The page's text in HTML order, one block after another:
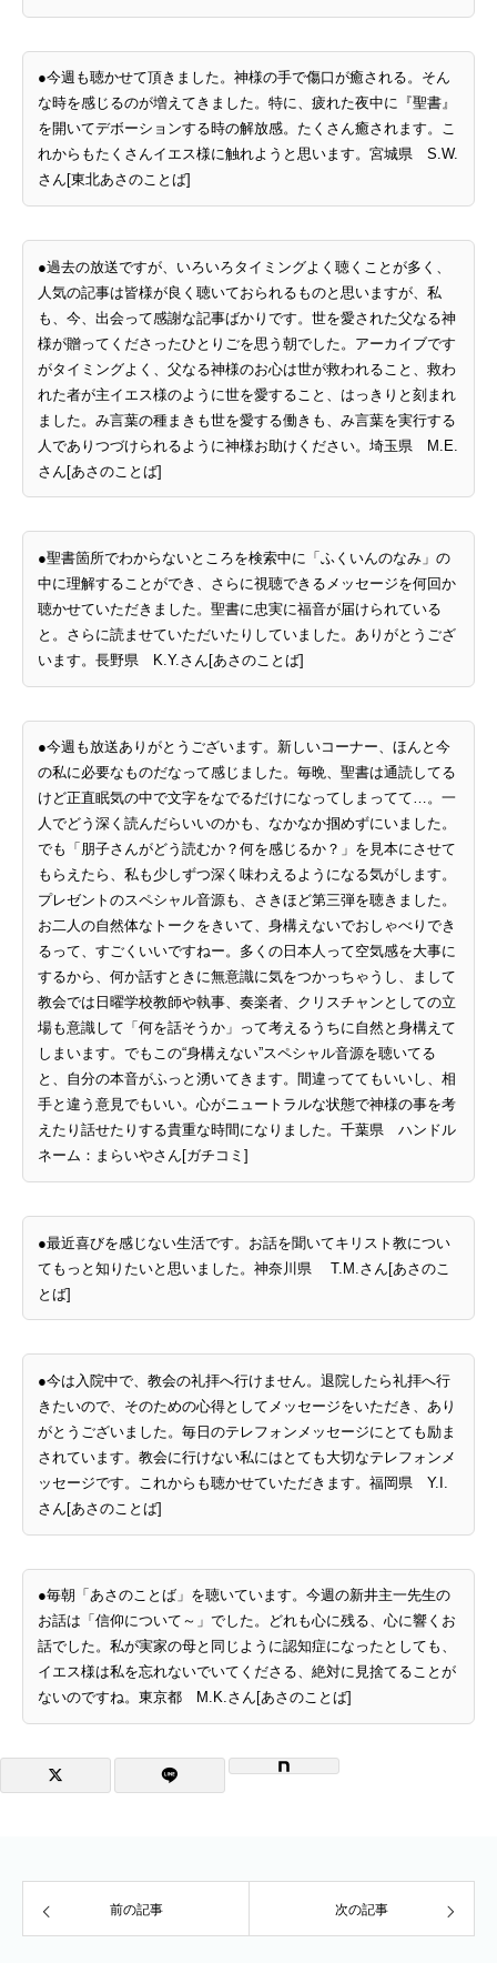
●今週も聴かせて頂きました。神様の手で傷口が癒される。そん
な時を感じるのが増えてきました。特に、疲れた夜中に『聖書』
を開いてデボーションする時の解放感。たくさん癒されます。こ
れからもたくさんイエス様に触れようと思います。宮城県 S.W.
さん[東北あさのことば]
●過去の放送ですが、いろいろタイミングよく聴くことが多く、
人気の記事は皆様が良く聴いておられるものと思いますが、私
も、今、出会って感謝な記事ばかりです。世を愛された父なる神
様が贈ってくださったひとりごを思う朝でした。アーカイブです
がタイミングよく、父なる神様のお心は世が救われること、救わ
れた者が主イエス様のように世を愛すること、はっきりと刻まれ
ました。み言葉の種まきも世を愛する働きも、み言葉を実行する
人でありつづけられるように神様お助けください。埼玉県 M.E.
さん[あさのことば]
●聖書箇所でわからないところを検索中に「ふくいんのなみ」の
中に理解することができ、さらに視聴できるメッセージを何回か
聴かせていただきました。聖書に忠実に福音が届けられている
と。さらに読ませていただいたりしていました。ありがとうござ
います。長野県 K.Y.さん[あさのことば]
●今週も放送ありがとうございます。新しいコーナー、ほんと今
の私に必要なものだなって感じました。毎晩、聖書は通読してる
けど正直眠気の中で文字をなでるだけになってしまってて…。一
人でどう深く読んだらいいのかも、なかなか掴めずにいました。
でも「朋子さんがどう読むか？何を感じるか？」を見本にさせて
もらえたら、私も少しずつ深く味わえるようになる気がします。
プレゼントのスペシャル音源も、さきほど第三弾を聴きました。
お二人の自然体なトークをきいて、身構えないでおしゃべりでき
るって、すごくいいですねー。多くの日本人って空気感を大事に
するから、何か話すときに無意識に気をつかっちゃうし、まして
教会では日曜学校教師や執事、奏楽者、クリスチャンとしての立
場も意識して「何を話そうか」って考えるうちに自然と身構えて
しまいます。でもこの“身構えない”スペシャル音源を聴いてる
と、自分の本音がふっと湧いてきます。間違っててもいいし、相
手と違う意見でもいい。心がニュートラルな状態で神様の事を考
えたり話せたりする貴重な時間になりました。千葉県 ハンドル
ネーム：まらいやさん[ガチコミ]
●最近喜びを感じない生活です。お話を聞いてキリスト教につい
てもっと知りたいと思いました。神奈川県 T.M.さん[あさのこ
とば]
●今は入院中で、教会の礼拝へ行けません。退院したら礼拝へ行
きたいので、そのための心得としてメッセージをいただき、あり
がとうございました。毎日のテレフォンメッセージにとても励ま
されています。教会に行けない私にはとても大切なテレフォンメ
ッセージです。これからも聴かせていただきます。福岡県 Y.I.
さん[あさのことば]
●毎朝「あさのことば」を聴いています。今週の新井主一先生の
お話は「信仰について～」でした。どれも心に残る、心に響くお
話でした。私が実家の母と同じように認知症になったとしても、
イエス様は私を忘れないでいてくださる、絶対に見捨てることが
ないのですね。東京都 M.K.さん[あさのことば]
前の記事 次の記事